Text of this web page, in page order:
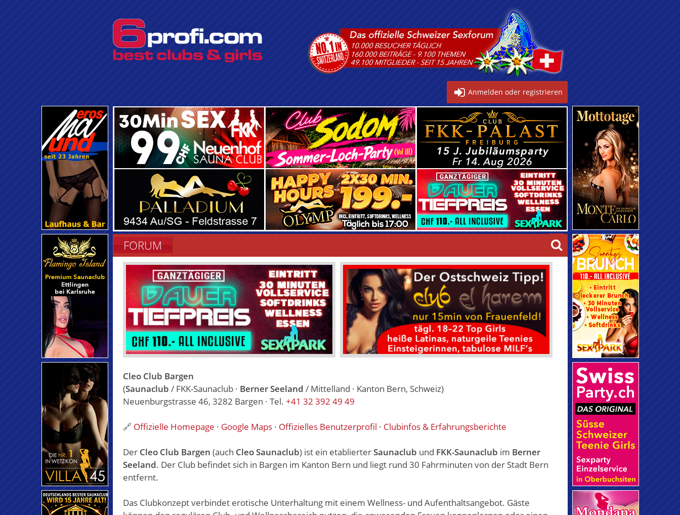
Anmelden oder registrieren
FORUM
Cleo Club Bargen
(Saunaclub / FKK-Saunaclub · Berner Seeland / Mittelland · Kanton Bern, Schweiz)
Neuenburgstrasse 46, 3282 Bargen · Tel. +41 32 392 49 49
🔗 Offizielle Homepage · Google Maps· Offizielles Benutzerprofil · Clubinfos & Erfahrungsberichte
Der Cleo Club Bargen (auch Cleo Saunaclub) ist ein etablierterSaunaclub und FKK-Saunaclub im Berner
Seeland. Der Club befindet sich in Bargen im Kanton Bern und liegt rund 30 Fahrminuten von der Stadt Bern
entfernt.
Das Clubkonzept verbindet erotische Unterhaltung mit einem Wellness- und Aufenthaltsangebot. Gäste